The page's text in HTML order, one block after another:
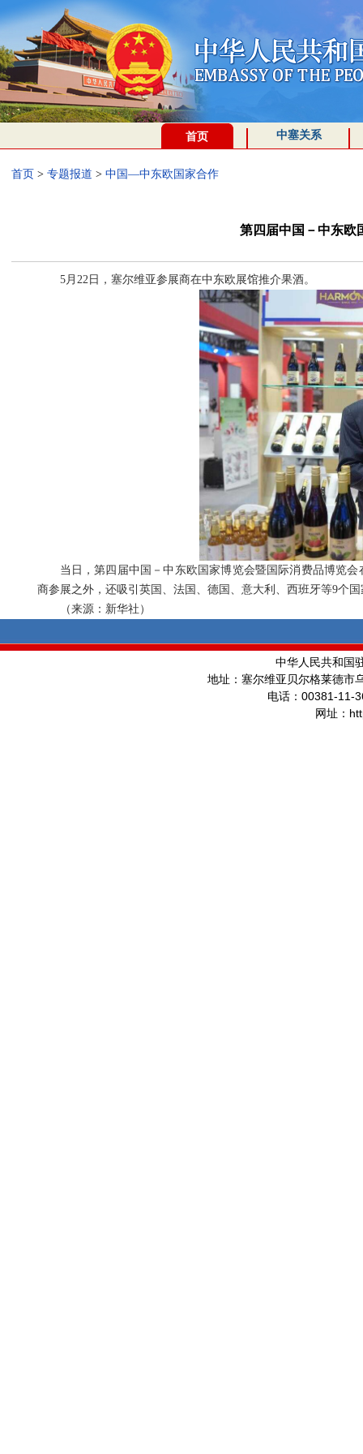
首页 中塞关系
首页 > 专题报道 > 中国—中东欧国家合作
第四届中国－中东欧
5月22日，塞尔维亚参展商在中东欧展馆推介果酒。
当日，第四届中国－中东欧国家博览会暨国际消费品博览会
商参展之外，还吸引英国、法国、德国、意大利、西班牙等9个
（来源：新华社）
中华人民共和国
地址：塞尔维亚贝尔格莱德市
电话： 00381-11-
网址：